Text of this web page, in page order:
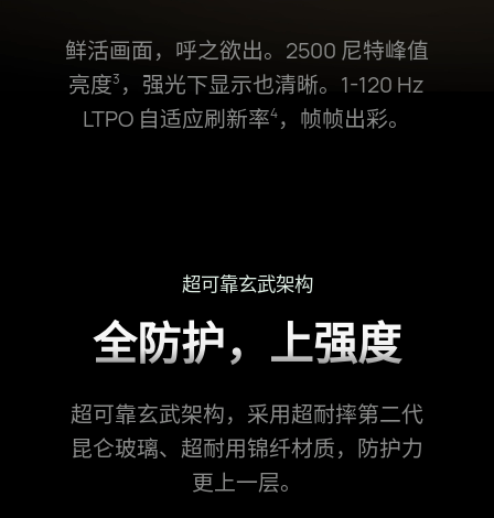
鲜活画面，呼之欲出。2500 尼特峰值
亮⁠度⁠3 ，强光下显示也清晰。1-120 Hz
LTPO 自适应刷新率⁠4，帧帧出⁠彩。
超可靠玄武架构
全防护，上强度
超可靠玄武架构，采用超耐摔第二代
昆仑玻璃、超耐用锦纤材质，防护力
更上一⁠层。